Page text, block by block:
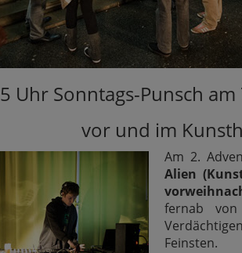
5 Uhr Sonntags-Punsch am
vor und im
Am 2.
Alien
fernab
Feinsten.